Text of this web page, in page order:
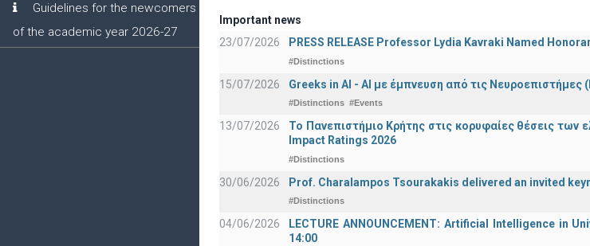
Guidelines for the newcomers
of the academic year 2026-27
Important news
23/07/2026
PRESS RELEASE Professor Lydia Kavraki Named
#Distinctions
15/07/2026 Greeks in AI - ΑΙ με έμπνευση από τις Νευροεπιστήμες
#Distinctions #Events
13/07/2026
Το Πανεπιστήμιο Κρήτης στις κορυφαίες θέσεις
Impact Ratings 2026
#Distinctions
30/06/2026 Prof. Charalampos Tsourakakis delivered an invited
#Distinctions
04/06/2026
LECTURE ANNOUNCEMENT: Artificial Intelligence in
14:00